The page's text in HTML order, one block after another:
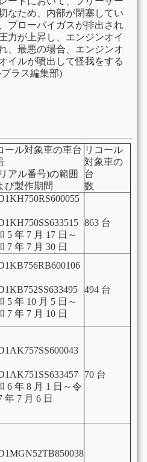
なため、内部が閉塞してい
ブローバイガスが排出され
力が上昇し、エンジンオイ
、最悪の場合、エンジンオ
イルが噴出して怪我をする
ラス編集部)
ール対象車の車台
アル番号)の範囲
び製作期間
リコール
対象車の
台
数
5 年 7 月 17 日～
7 年 7 月 30 日
863 台
5 年 10 月 5 日～
7 年 7 月 10 日
494 台
6 年 8 月 1 日～令
年 7 月 6 日
70 台